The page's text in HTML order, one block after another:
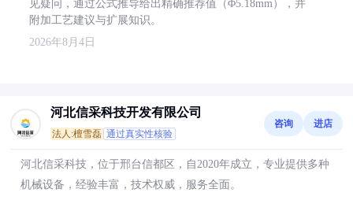
见疑问，通过公式推导给出精确推荐值（Φ5.18mm），并
附加工艺建议与扩展知识。
2026年8月4日
河北信采科技开发有限公司
法人:檀雪磊 通过真实性核验
咨询 进店
河北信采科技，位于邢台信都区，自2020年成立，专业提供多种
机械设备，经验丰富，技术权威，服务全面。